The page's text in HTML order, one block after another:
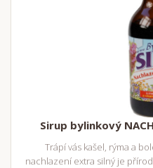
Sirup bylinkový
Trápí vás kašel, rýma a
nachlazení extra silný je